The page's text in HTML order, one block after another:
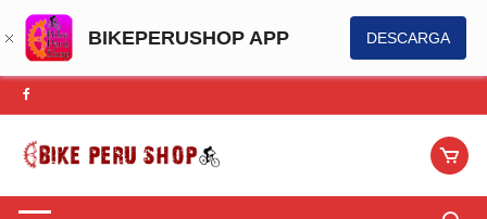
BIKEPERUSHOP APP DESCARGA
Saltar
al
contenido